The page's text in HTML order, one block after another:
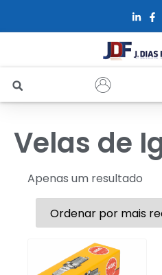
Sobre Nós
Alfus
Velas de
Apenas um resultado